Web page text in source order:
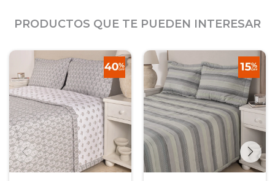
PRODUCTOS QUE TE PUEDEN INTERESAR